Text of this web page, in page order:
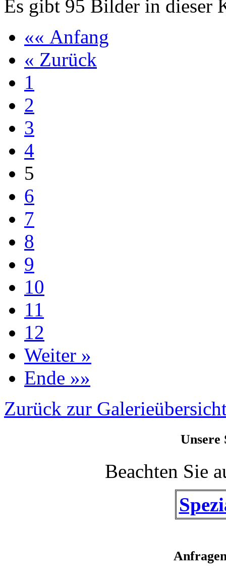
Es gibt 95 Bilder in dieser
«« Anfang
« Zurück
1
2
3
4
5
6
7
8
9
10
11
12
Weiter »
Ende »»
Zurück zur
Unsere
Beachten Sie